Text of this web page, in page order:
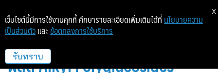
BASF เปิดตัวการขยายกำลังการ
ผลิต Alkyl Polyglucosides
เว็บไซต์นี้มีการใช้งานคุกกี้ ศึกษารายละเอียดเพิ่มเติมได้ที่ นโยบายความ
เป็นส่วนตัว และ ข้อตกลงการใช้บริการ
รับทราบ
X